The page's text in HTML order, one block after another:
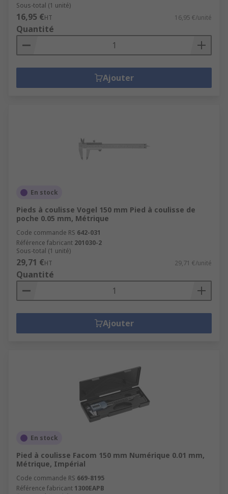
Sous-total (1 unité)
16,95 €HT 16,95 €/unité
Quantité
Ajouter
En stock
Pieds à coulisse Vogel 150 mm Pied à coulisse de
poche 0.05 mm, Métrique
Code commande RS 642-031
Référence fabricant 201030-2
Sous-total (1 unité)
29,71 €HT 29,71 €/unité
Quantité
Ajouter
En stock
Pied à coulisse Facom 150 mm Numérique 0.01 mm,
Métrique, Impérial
Code commande RS 669-8195
Référence fabricant 1300EAPB